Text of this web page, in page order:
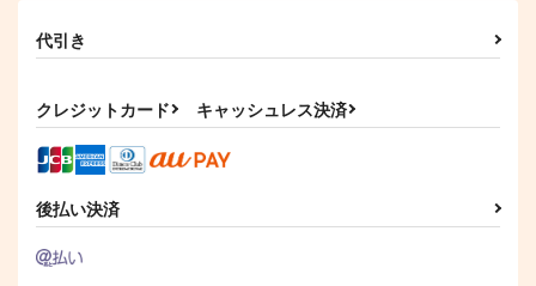
平野と鍵浦 7
代引き
クレジットカード キャッシュレス決済
後払い決済